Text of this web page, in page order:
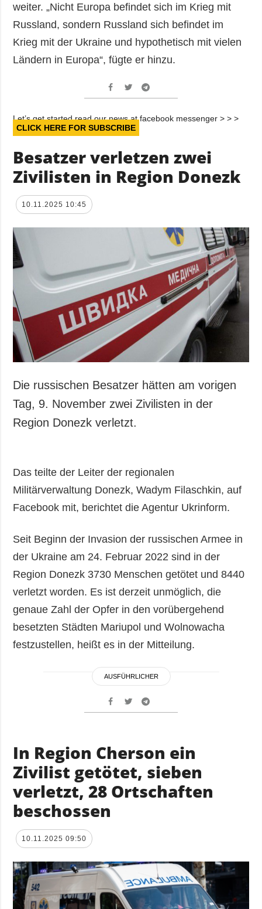
weiter. „Nicht Europa befindet sich im Krieg mit
Russland, sondern Russland sich befindet im
Krieg mit der Ukraine und hypothetisch mit vielen
Ländern in Europa“, fügte er hinzu.
Let’s get started read our news at facebook messenger > > >
CLICK HERE FOR SUBSCRIBE
Besatzer verletzen zwei
Zivilisten in Region Donezk
10.11.2025 10:45
Die russischen Besatzer hätten am vorigen
Tag, 9. November zwei Zivilisten in der
Region Donezk verletzt.
Das teilte der Leiter der regionalen
Militärverwaltung Donezk, Wadym Filaschkin, auf
Facebook mit, berichtet die Agentur Ukrinform.
Seit Beginn der Invasion der russischen Armee in
der Ukraine am 24. Februar 2022 sind in der
Region Donezk 3730 Menschen getötet und 8440
verletzt worden. Es ist derzeit unmöglich, die
genaue Zahl der Opfer in den vorübergehend
besetzten Städten Mariupol und Wolnowacha
festzustellen, heißt es in der Mitteilung.
AUSFÜHRLICHER
In Region Cherson ein
Zivilist getötet, sieben
verletzt, 28 Ortschaften
beschossen
10.11.2025 09:50